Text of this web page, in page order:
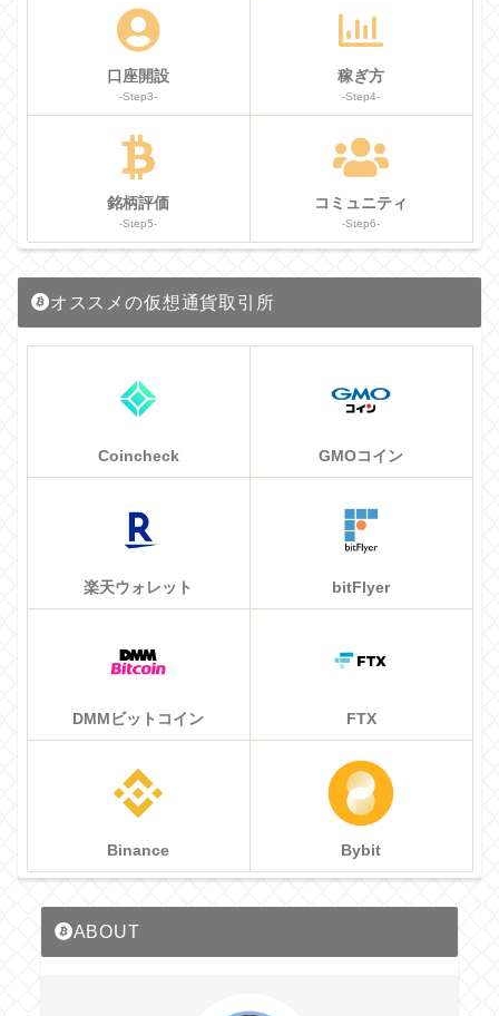
口座開設
-Step3-
稼ぎ方
-Step4-
銘柄評価
-Step5-
コミュニティ
-Step6-
オススメの仮想通貨取引所
Coincheck GMOコイン
楽天ウォレット bitFlyer
DMMビットコイン FTX
Binance Bybit
ABOUT